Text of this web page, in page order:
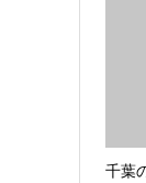
千葉